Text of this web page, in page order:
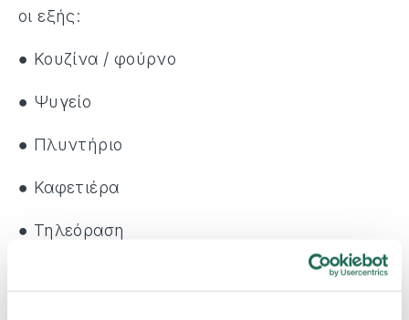
οι εξής:
● Κουζίνα / φούρνο
● Ψυγείο
● Πλυντήριο
● Καφετιέρα
● Τηλεόραση